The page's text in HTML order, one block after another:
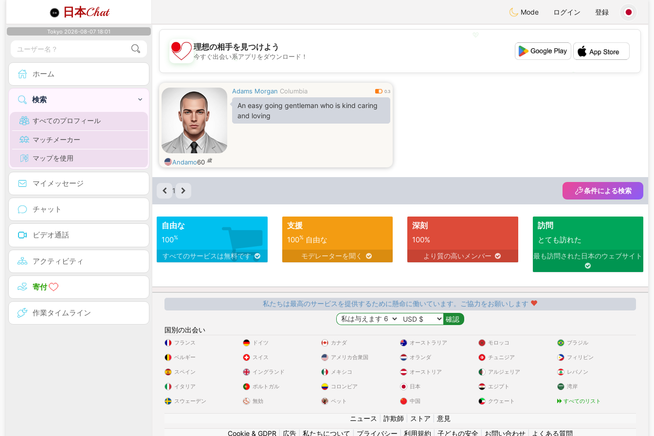
日本Chat Mode ログイン 登録
Tokyo 2026-08-07 18:01
ホーム
検索
すべてのプロフィール
マッチメーカー
マップを使用
マイメッセージ
チャット
ビデオ通話
アクティビティ
寄付
作業タイムライン
💖
💕
理想の相手を見つけよう
今すぐ出会い系アプリをダウンロード！
Adams Morgan Columbia 0.3
An easy going gentleman who is kind caring
and loving
Andamo60 歳
1 条件による検索
自由な
100%
すべてのサービスは無料です
支援
100%自由な
モデレーターを聞く
深刻
100%
より質の高いメンバー
訪問
とても訪れた
最も訪問された日本のウェブサイト
私たちは最高のサービスを提供するために懸命に働いています。ご協力をお願いします
国別の出会い
フランス
ベルギー
スペイン
イタリア
スウェーデン
ドイツ
スイス
イングランド
ポルトガル
無効
カナダ
アメリカ合衆国
メキシコ
コロンビア
ペット
オーストラリア
オランダ
オーストリア
日本
中国
モロッコ
チュニジア
アルジェリア
エジプト
クウェート
ブラジル
フィリピン
レバノン
湾岸
すべてのリスト
ニュース 詐欺師 ストア
意見
Cookie & GDPR
広告| 私たちについて プライバシー 利用規約 子どもの安全| お問い合わせ| よくある質問